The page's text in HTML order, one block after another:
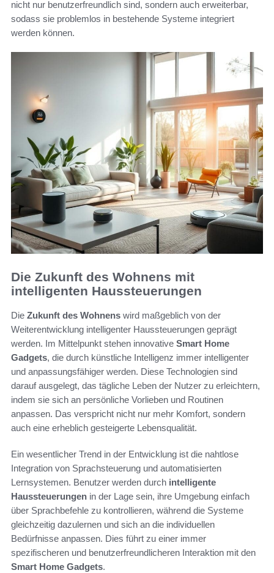
nicht nur benutzerfreundlich sind, sondern auch erweiterbar,
sodass sie problemlos in bestehende Systeme integriert
werden können.
Die Zukunft des Wohnens mit
intelligenten Haussteuerungen
Die Zukunft des Wohnens wird maßgeblich von der
Weiterentwicklung intelligenter Haussteuerungen geprägt
werden. Im Mittelpunkt stehen innovative Smart Home
Gadgets, die durch künstliche Intelligenz immer intelligenter
und anpassungsfähiger werden. Diese Technologien sind
darauf ausgelegt, das tägliche Leben der Nutzer zu erleichtern,
indem sie sich an persönliche Vorlieben und Routinen
anpassen. Das verspricht nicht nur mehr Komfort, sondern
auch eine erheblich gesteigerte Lebensqualität.
Ein wesentlicher Trend in der Entwicklung ist die nahtlose
Integration von Sprachsteuerung und automatisierten
Lernsystemen. Benutzer werden durch intelligente
Haussteuerungen in der Lage sein, ihre Umgebung einfach
über Sprachbefehle zu kontrollieren, während die Systeme
gleichzeitig dazulernen und sich an die individuellen
Bedürfnisse anpassen. Dies führt zu einer immer
spezifischeren und benutzerfreundlicheren Interaktion mit den
Smart Home Gadgets.